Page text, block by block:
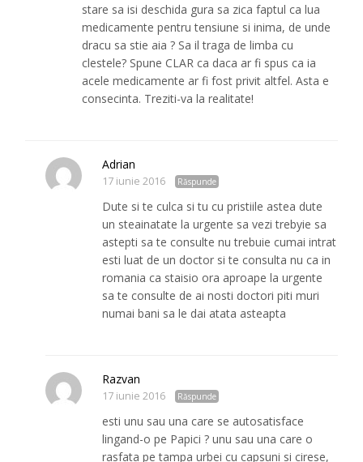
stare sa isi deschida gura sa zica faptul ca lua
medicamente pentru tensiune si inima, de unde
dracu sa stie aia ? Sa il traga de limba cu
clestele? Spune CLAR ca daca ar fi spus ca ia
acele medicamente ar fi fost privit altfel. Asta e
consecinta. Treziti-va la realitate!
Adrian
17 iunie 2016 Răspunde
Dute si te culca si tu cu pristiile astea dute
un steainatate la urgente sa vezi trebyie sa
astepti sa te consulte nu trebuie cumai intrat
esti luat de un doctor si te consulta nu ca in
romania ca staisio ora aproape la urgente
sa te consulte de ai nosti doctori piti muri
numai bani sa le dai atata asteapta
Razvan
17 iunie 2016 Răspunde
esti unu sau una care se autosatisface
lingand-o pe Papici ? unu sau una care o
rasfata pe tampa urbei cu capsuni si cirese,